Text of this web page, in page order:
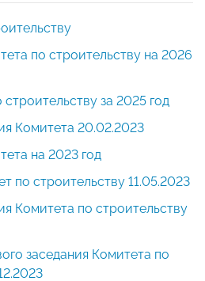
по строительству на 2026
за 2025 год
Комитета 20.02.2023
на 2023 год
по строительству 11.05.2023
Комитета по строительству
заседания Комитета по